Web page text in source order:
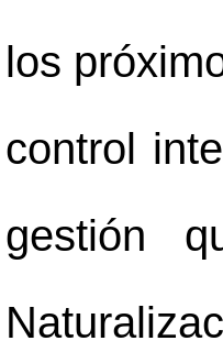
los
control
gestión